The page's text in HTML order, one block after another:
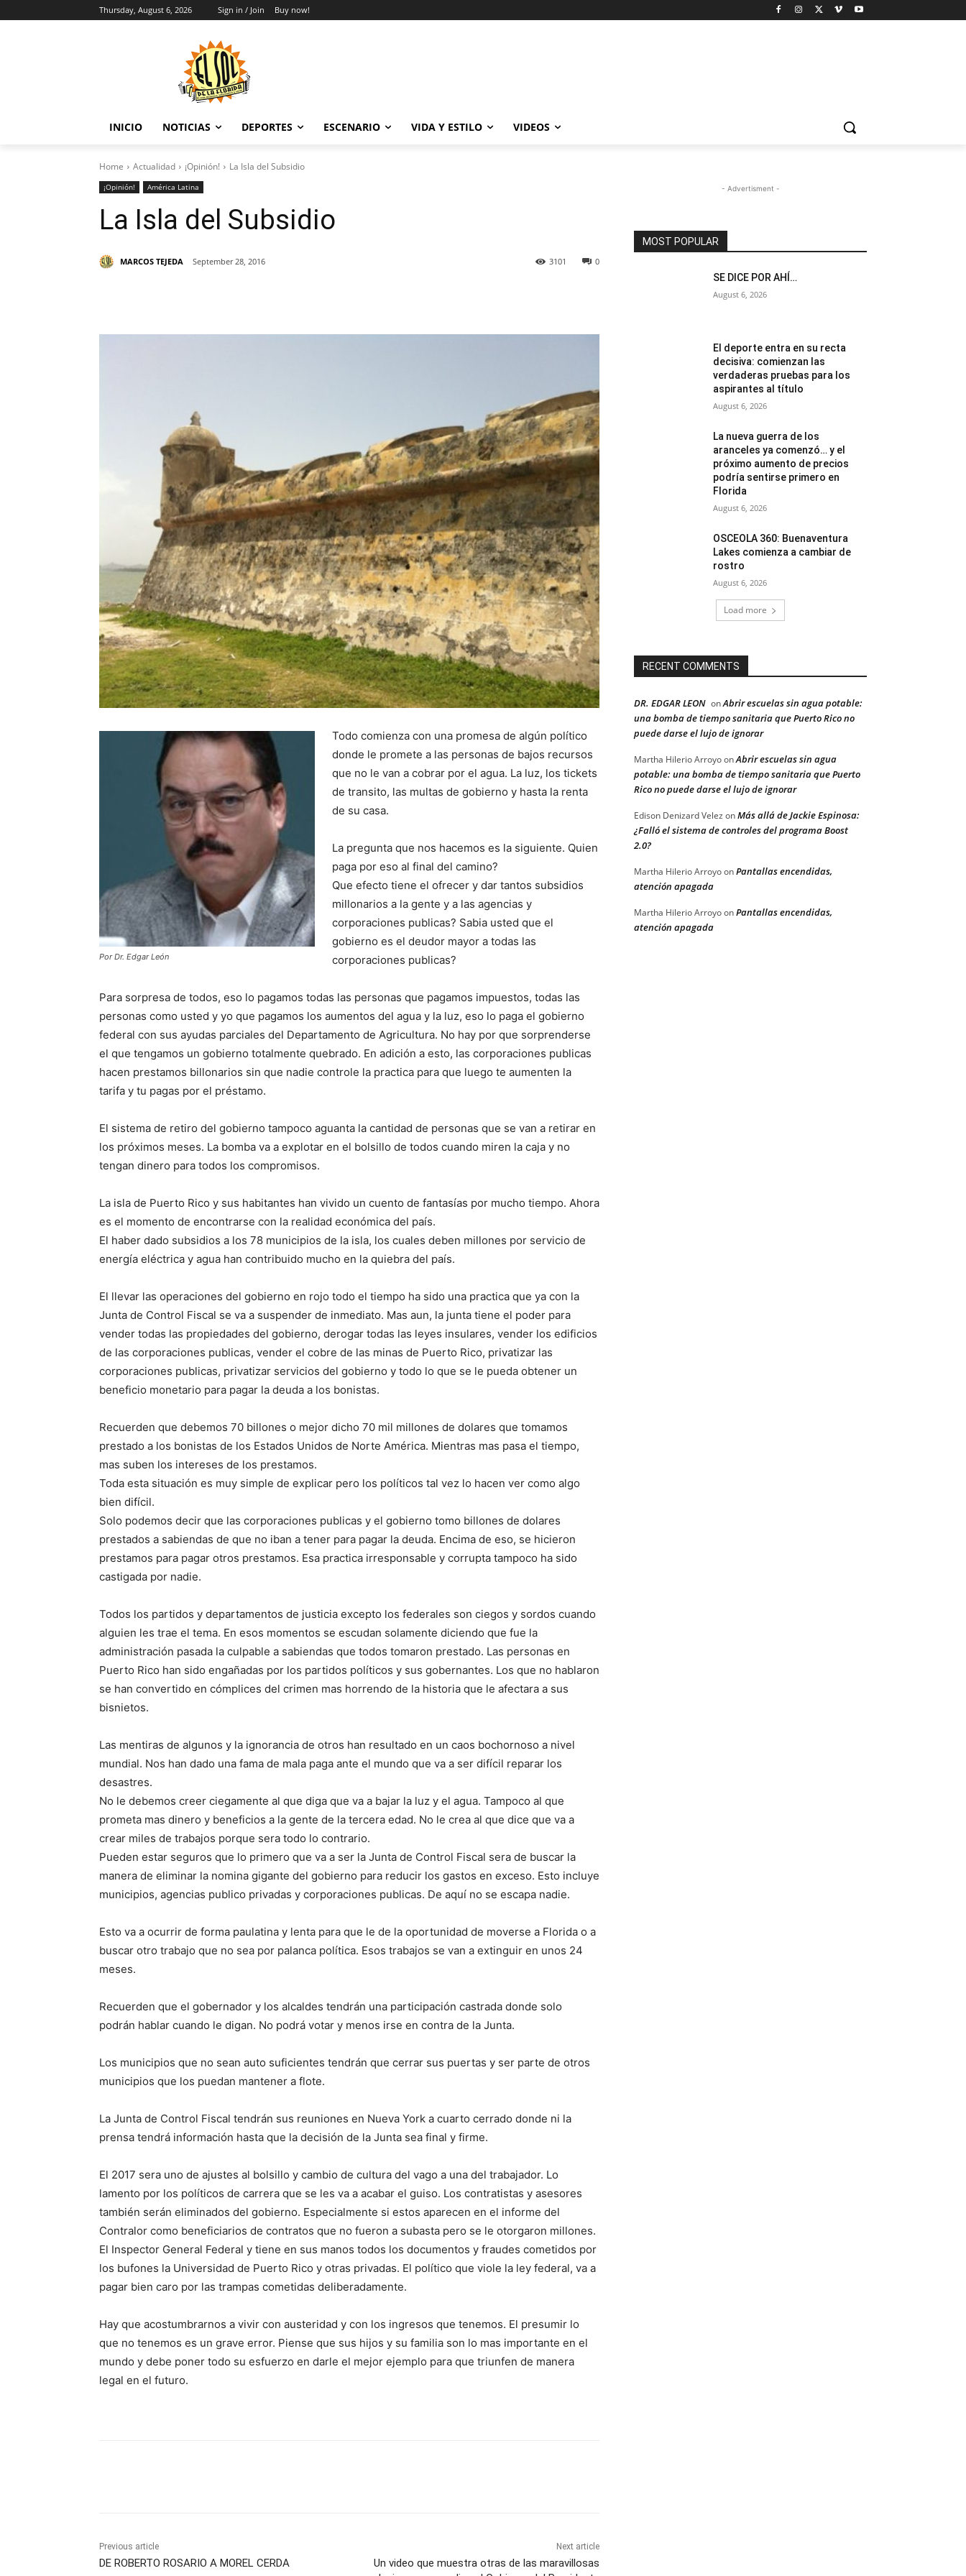
Thursday, August 6, 2026 Sign in / Join Buy now!
INICIO NOTICIAS DEPORTES ESCENARIO VIDA Y ESTILO VIDEOS
Home Actualidad ¡Opinión! La Isla del Subsidio
¡Opinión! América Latina
La Isla del Subsidio
MARCOS TEJEDA September 28, 2016 0
3101
Por Dr. Edgar León
Todo comienza con una promesa de algún político
donde le promete a las personas de bajos recursos
que no le van a cobrar por el agua. La luz, los tickets
de transito, las multas de gobierno y hasta la renta
de su casa.
La pregunta que nos hacemos es la siguiente. Quien
paga por eso al final del camino?
Que efecto tiene el ofrecer y dar tantos subsidios
millonarios a la gente y a las agencias y
corporaciones publicas? Sabia usted que el
gobierno es el deudor mayor a todas las
corporaciones publicas?
Para sorpresa de todos, eso lo pagamos todas las personas que pagamos impuestos, todas las
personas como usted y yo que pagamos los aumentos del agua y la luz, eso lo paga el gobierno
federal con sus ayudas parciales del Departamento de Agricultura. No hay por que sorprenderse
el que tengamos un gobierno totalmente quebrado. En adición a esto, las corporaciones publicas
hacen prestamos billonarios sin que nadie controle la practica para que luego te aumenten la
tarifa y tu pagas por el préstamo.
El sistema de retiro del gobierno tampoco aguanta la cantidad de personas que se van a retirar en
los próximos meses. La bomba va a explotar en el bolsillo de todos cuando miren la caja y no
tengan dinero para todos los compromisos.
La isla de Puerto Rico y sus habitantes han vivido un cuento de fantasías por mucho tiempo. Ahora
es el momento de encontrarse con la realidad económica del país.
El haber dado subsidios a los 78 municipios de la isla, los cuales deben millones por servicio de
energía eléctrica y agua han contribuido mucho en la quiebra del país.
El llevar las operaciones del gobierno en rojo todo el tiempo ha sido una practica que ya con la
Junta de Control Fiscal se va a suspender de inmediato. Mas aun, la junta tiene el poder para
vender todas las propiedades del gobierno, derogar todas las leyes insulares, vender los edificios
de las corporaciones publicas, vender el cobre de las minas de Puerto Rico, privatizar las
corporaciones publicas, privatizar servicios del gobierno y todo lo que se le pueda obtener un
beneficio monetario para pagar la deuda a los bonistas.
Recuerden que debemos 70 billones o mejor dicho 70 mil millones de dolares que tomamos
prestado a los bonistas de los Estados Unidos de Norte América. Mientras mas pasa el tiempo,
mas suben los intereses de los prestamos.
Toda esta situación es muy simple de explicar pero los políticos tal vez lo hacen ver como algo
bien difícil.
Solo podemos decir que las corporaciones publicas y el gobierno tomo billones de dolares
prestados a sabiendas de que no iban a tener para pagar la deuda. Encima de eso, se hicieron
prestamos para pagar otros prestamos. Esa practica irresponsable y corrupta tampoco ha sido
castigada por nadie.
Todos los partidos y departamentos de justicia excepto los federales son ciegos y sordos cuando
alguien les trae el tema. En esos momentos se escudan solamente diciendo que fue la
administración pasada la culpable a sabiendas que todos tomaron prestado. Las personas en
Puerto Rico han sido engañadas por los partidos políticos y sus gobernantes. Los que no hablaron
se han convertido en cómplices del crimen mas horrendo de la historia que le afectara a sus
bisnietos.
Las mentiras de algunos y la ignorancia de otros han resultado en un caos bochornoso a nivel
mundial. Nos han dado una fama de mala paga ante el mundo que va a ser difícil reparar los
desastres.
No le debemos creer ciegamente al que diga que va a bajar la luz y el agua. Tampoco al que
prometa mas dinero y beneficios a la gente de la tercera edad. No le crea al que dice que va a
crear miles de trabajos porque sera todo lo contrario.
Pueden estar seguros que lo primero que va a ser la Junta de Control Fiscal sera de buscar la
manera de eliminar la nomina gigante del gobierno para reducir los gastos en exceso. Esto incluye
municipios, agencias publico privadas y corporaciones publicas. De aquí no se escapa nadie.
Esto va a ocurrir de forma paulatina y lenta para que le de la oportunidad de moverse a Florida o a
buscar otro trabajo que no sea por palanca política. Esos trabajos se van a extinguir en unos 24
meses.
Recuerden que el gobernador y los alcaldes tendrán una participación castrada donde solo
podrán hablar cuando le digan. No podrá votar y menos irse en contra de la Junta.
Los municipios que no sean auto suficientes tendrán que cerrar sus puertas y ser parte de otros
municipios que los puedan mantener a flote.
La Junta de Control Fiscal tendrán sus reuniones en Nueva York a cuarto cerrado donde ni la
prensa tendrá información hasta que la decisión de la Junta sea final y firme.
El 2017 sera uno de ajustes al bolsillo y cambio de cultura del vago a una del trabajador. Lo
lamento por los políticos de carrera que se les va a acabar el guiso. Los contratistas y asesores
también serán eliminados del gobierno. Especialmente si estos aparecen en el informe del
Contralor como beneficiarios de contratos que no fueron a subasta pero se le otorgaron millones.
El Inspector General Federal y tiene en sus manos todos los documentos y fraudes cometidos por
los bufones la Universidad de Puerto Rico y otras privadas. El político que viole la ley federal, va a
pagar bien caro por las trampas cometidas deliberadamente.
Hay que acostumbrarnos a vivir con austeridad y con los ingresos que tenemos. El presumir lo
que no tenemos es un grave error. Piense que sus hijos y su familia son lo mas importante en el
mundo y debe poner todo su esfuerzo en darle el mejor ejemplo para que triunfen de manera
legal en el futuro.
Previous article
DE ROBERTO ROSARIO A MOREL CERDA
Next article
Un video que muestra otras de las maravillosas
- Advertisment -
MOST POPULAR
SE DICE POR AHÍ…
August 6, 2026
El deporte entra en su recta
decisiva: comienzan las
verdaderas pruebas para los
aspirantes al título
August 6, 2026
La nueva guerra de los
aranceles ya comenzó… y el
próximo aumento de precios
podría sentirse primero en
Florida
August 6, 2026
OSCEOLA 360: Buenaventura
Lakes comienza a cambiar de
rostro
August 6, 2026
Load more
RECENT COMMENTS
DR. EDGAR LEON onAbrir escuelas sin agua potable:
una bomba de tiempo sanitaria que Puerto Rico no
puede darse el lujo de ignorar
Martha Hilerio ArroyoonAbrir escuelas sin agua
potable: una bomba de tiempo sanitaria que Puerto
Rico no puede darse el lujo de ignorar
Edison Denizard Velez onMás allá de Jackie Espinosa:
¿Falló el sistema de controles del programa Boost
2.0?
Martha Hilerio ArroyoonPantallas encendidas,
atención apagada
Martha Hilerio ArroyoonPantallas encendidas,
atención apagada